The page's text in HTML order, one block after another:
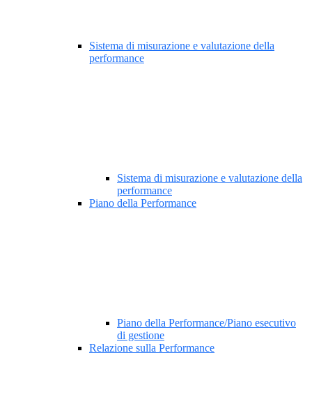
Sistema di misurazione e valutazione della
performance
Sistema di misurazione e valutazione della
performance
Piano della Performance
Piano della Performance/Piano esecutivo
di gestione
Relazione sulla Performance